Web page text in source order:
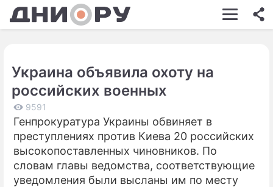
ШОУ-БИЗНЕС
КИНО
ЗДОРОВЬЕ
ЭКОНОМИКА
ПРОИСШЕСТВИЯ
Украина объявила охоту на
российских военных
9591
Генпрокуратура Украины обвиняет в
преступлениях против Киева 20 российских
высокопоставленных чиновников. По
словам главы ведомства, соответствующие
уведомления были высланы им по месту